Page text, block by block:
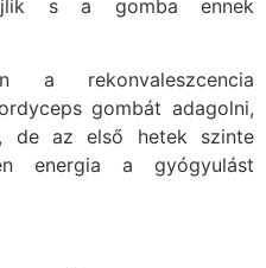
s a gomba ennek
a rekonvaleszcencia
gombát adagolni,
de az első hetek szinte
energia a gyógyulást